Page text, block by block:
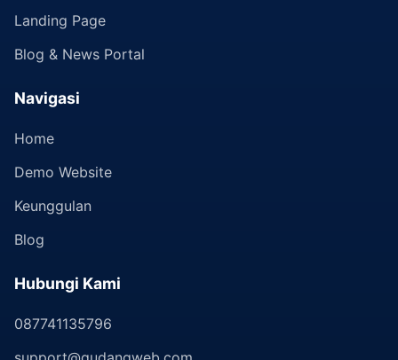
Landing Page
Blog & News Portal
Navigasi
Home
Demo Website
Keunggulan
Blog
Hubungi Kami
087741135796